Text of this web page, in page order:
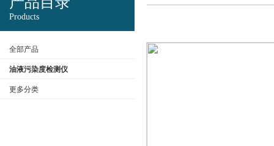
Products
全部产品
油液污染度检测仪
更多分类